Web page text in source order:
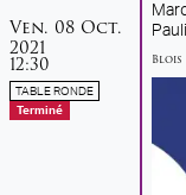
vendredi
Ven. 08 octobre
Oct.
2021
12:30
TABLE RONDE
Terminé
Blois